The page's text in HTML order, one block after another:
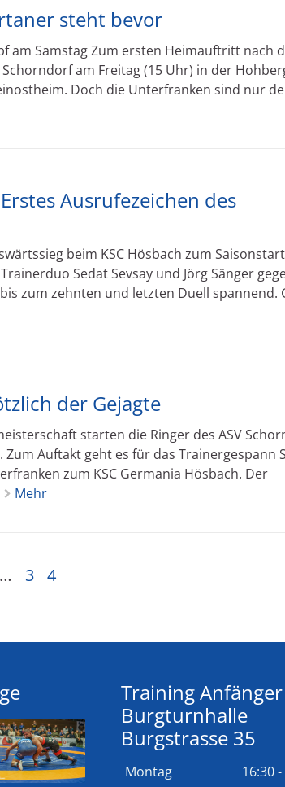
steht bevor
am Samstag Zum ersten Heimauftritt nach
am Freitag (15 Uhr) in der
Doch die Unterfranken sind nur
Ausrufezeichen des
beim KSC Hösbach zum Saisonstart
Sedat Sevsay und Jörg Sänger
zum zehnten und letzten Duell spannend.
der Gejagte
starten die Ringer des ASV
Auftakt geht es für das Trainergespann
zum KSC Germania Hösbach. Der
Mehr
… 3 4
Training Anfänger
Burgturnhalle
Burgstrasse 35
Montag 16:30